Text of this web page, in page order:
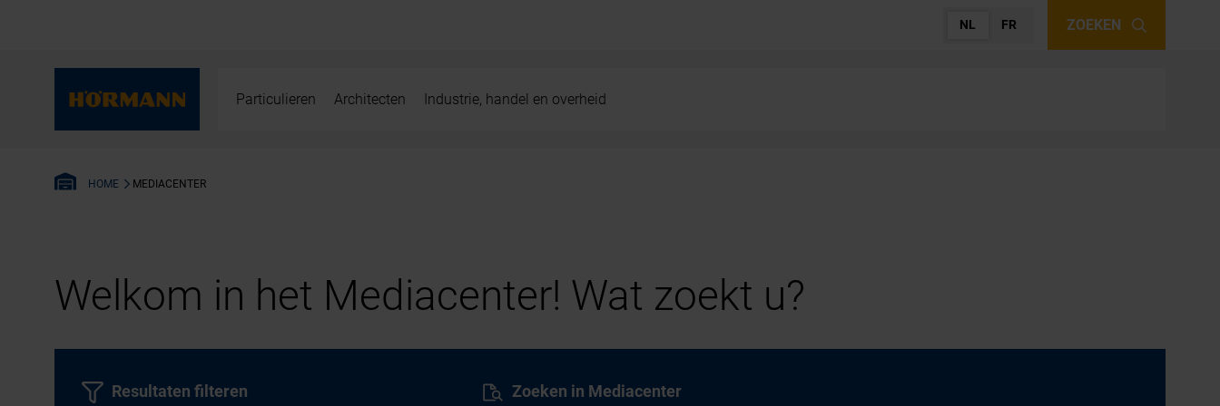
NL FR ZOEKEN
Particulieren Architecten Industrie, handel en overheid
HOME MEDIACENTER
Welkom in het Mediacenter! Wat zoekt u?
Zoeken in Mediacenter
Resultaten filteren